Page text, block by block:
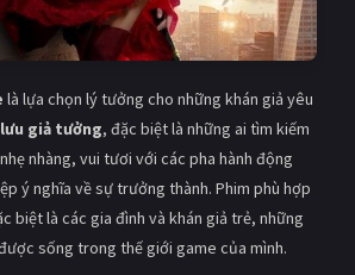
là lựa chọn lý tưởng cho những khán giả yêu
giả tưởng, đặc biệt là những ai tìm kiếm
nhàng, vui tươi với các pha hành động
ý nghĩa về sự trưởng thành. Phim phù hợp
biệt là các gia đình và khán giả trẻ, những
sống trong thế giới game của mình.